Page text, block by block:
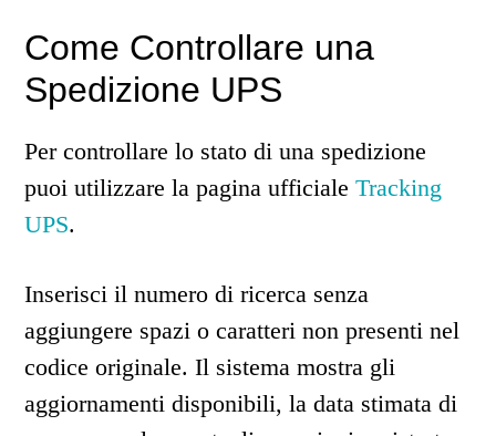
Come Controllare una
Spedizione UPS
Per controllare lo stato di una spedizione
puoi utilizzare la pagina ufficialeTracking
UPS.
Inserisci il numero di ricerca senza
aggiungere spazi o caratteri non presenti nel
codice originale. Il sistema mostra gli
aggiornamenti disponibili, la data stimata di